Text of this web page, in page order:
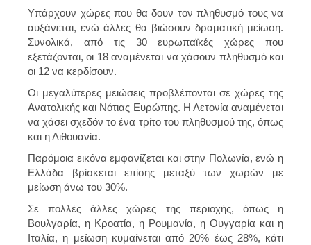
Υπάρχουν χώρες που θα δουν τον πληθυσμό τους να
αυξάνεται, ενώ άλλες θα βιώσουν δραματική μείωση.
Συνολικά, από τις 30 ευρωπαϊκές χώρες που
εξετάζονται, οι 18 αναμένεται να χάσουν πληθυσμό και
οι 12 να κερδίσουν.
Οι μεγαλύτερες μειώσεις προβλέπονται σε χώρες της
Ανατολικής και Νότιας Ευρώπης. Η Λετονία αναμένεται
να χάσει σχεδόν το ένα τρίτο του πληθυσμού της, όπως
και η Λιθουανία.
Παρόμοια εικόνα εμφανίζεται και στην Πολωνία, ενώ η
Ελλάδα βρίσκεται επίσης μεταξύ των χωρών με
μείωση άνω του 30%.
Σε πολλές άλλες χώρες της περιοχής, όπως η
Βουλγαρία, η Κροατία, η Ρουμανία, η Ουγγαρία και η
Ιταλία, η μείωση κυμαίνεται από 20% έως 28%, κάτι